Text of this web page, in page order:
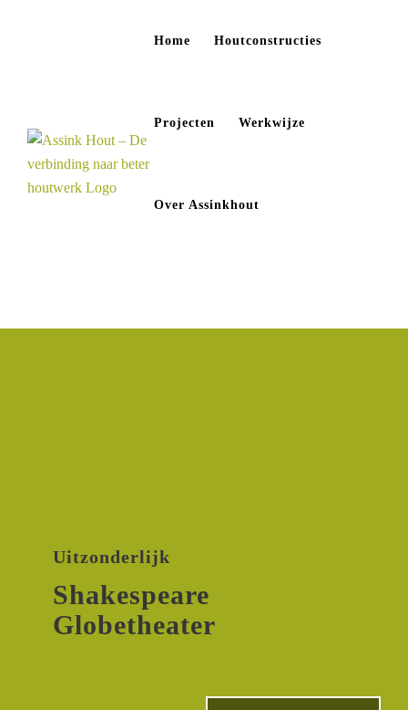
Home Houtconstructies
Projecten Werkwijze
Over Assinkhout
Uitzonderlijk
Shakespeare
Globetheater